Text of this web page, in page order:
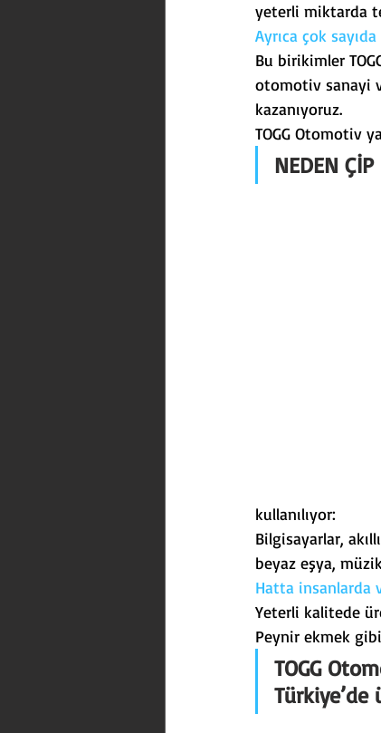
yeterli miktarda
Ayrıca çok
Bu birikimler
otomotiv sanayi
kazanıyoruz.
TOGG Otomotiv
NEDEN ÇİP
kullanılıyor:
Bilgisayarlar,
beyaz eşya,
Hatta insanlarda
Yeterli kalitede
Peynir ekmek
TOGG